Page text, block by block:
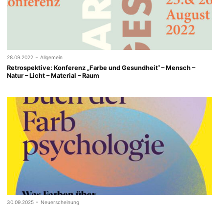
28.09.2022 - Allgemein
Retrospektive: Konferenz „Farbe und Gesundheit“ – Mensch –
Natur – Licht – Material – Raum
30.09.2025 - Neuerscheinung